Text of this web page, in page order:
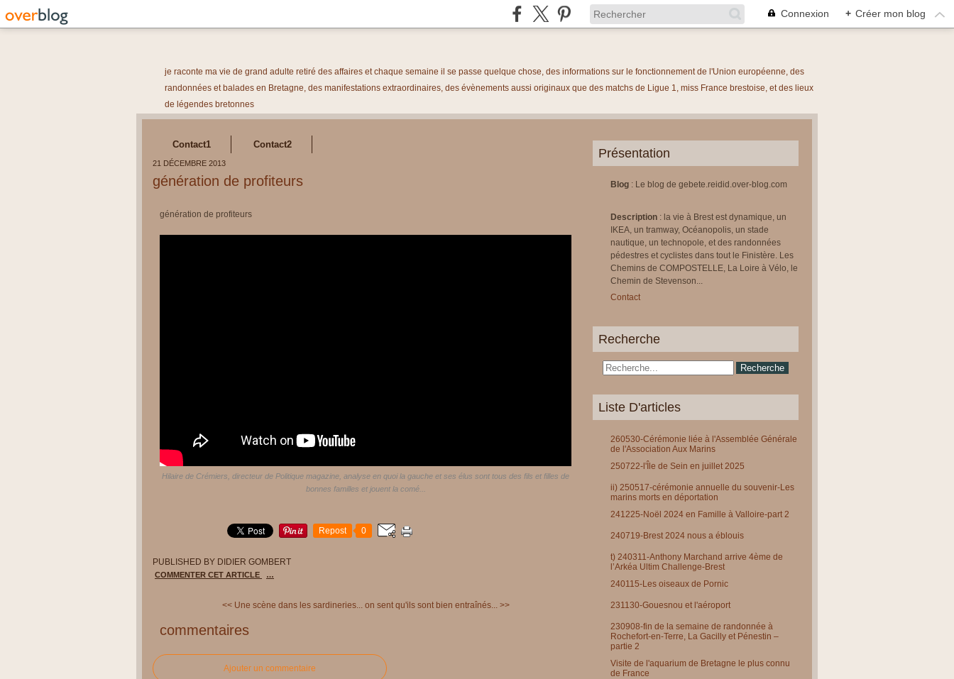
Connexion + Créer mon blog
je raconte ma vie de grand adulte retiré des affaires et chaque semaine il se passe quelque chose, des informations sur le fonctionnement de l'Union européenne, des
randonnées et balades en Bretagne, des manifestations extraordinaires, des évènements aussi originaux que des matchs de Ligue 1, miss France brestoise, et des lieux
de légendes bretonnes
Contact1 Contact2
21 DÉCEMBRE 2013
génération de profiteurs
génération de profiteurs
Hilaire de Crémiers, directeur de Politique magazine, analyse en quoi la gauche et ses élus sont tous des fils et filles de
bonnes familles et jouent la comé...
Repost 0
PUBLISHED BY DIDIER GOMBERT
COMMENTER CET ARTICLE …
<< Une scène dans les sardineries... on sent qu'ils sont bien entraînés... >>
commentaires
Ajouter un commentaire
Présentation
Blog : Le blog de gebete.reidid.over-blog.com
Description : la vie à Brest est dynamique, un
IKEA, un tramway, Océanopolis, un stade
nautique, un technopole, et des randonnées
pédestres et cyclistes dans tout le Finistère. Les
Chemins de COMPOSTELLE, La Loire à Vélo, le
Chemin de Stevenson...
Contact
Recherche
Liste D'articles
260530-Cérémonie liée à l'Assemblée Générale
de l'Association Aux Marins
250722-l'Île de Sein en juillet 2025
ii) 250517-cérémonie annuelle du souvenir-Les
marins morts en déportation
241225-Noël 2024 en Famille à Valloire-part 2
240719-Brest 2024 nous a éblouis
t) 240311-Anthony Marchand arrive 4ème de
l’Arkéa Ultim Challenge-Brest
240115-Les oiseaux de Pornic
231130-Gouesnou et l'aéroport
230908-fin de la semaine de randonnée à
Rochefort-en-Terre, La Gacilly et Pénestin –
partie 2
Visite de l'aquarium de Bretagne le plus connu
de France